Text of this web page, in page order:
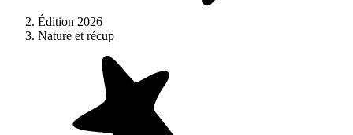
Édition 2026
Nature et récup